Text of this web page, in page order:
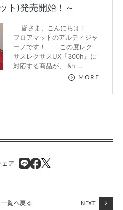
ェア
一覧へ戻る NEXT